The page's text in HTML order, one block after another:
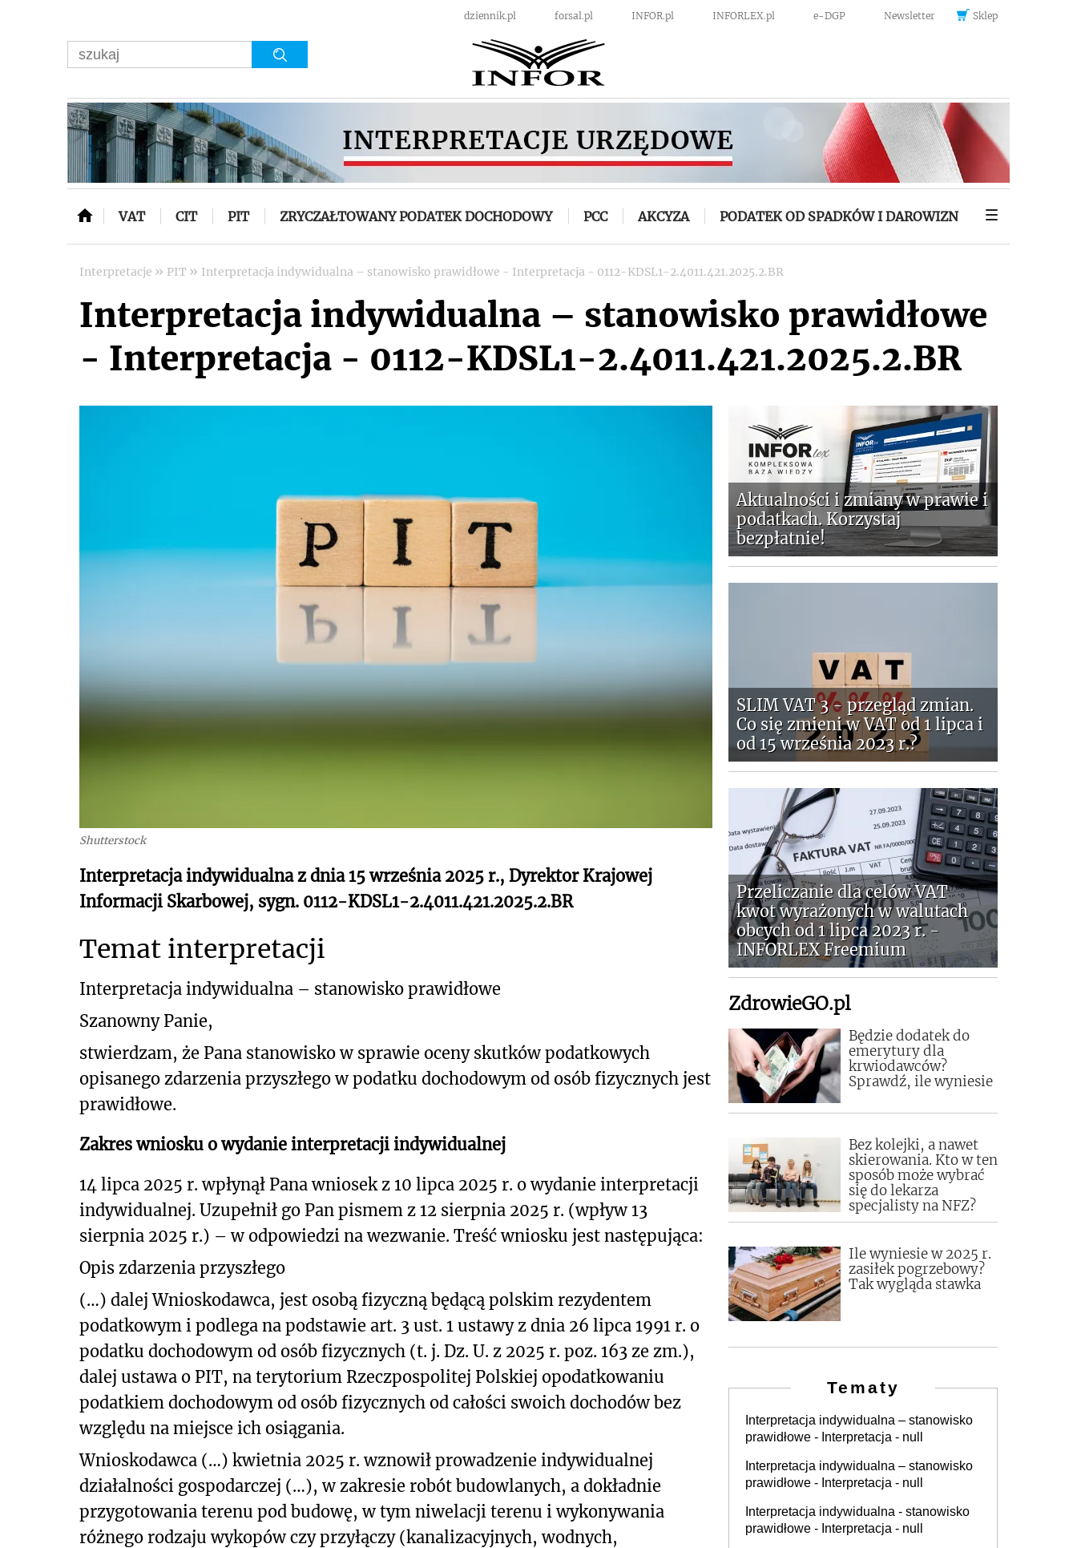
dziennik.pl forsal.pl INFOR.pl INFORLEX.pl e-DGP Newsletter Sklep
VAT CIT PIT ZRYCZAŁTOWANY PODATEK DOCHODOWY PCC AKCYZA PODATEK OD SPADKÓW I DAROWIZN
Interpretacje » PIT » Interpretacja indywidualna – stanowisko prawidłowe - Interpretacja - 0112-KDSL1-2.4011.421.2025.2.BR
Interpretacja indywidualna – stanowisko prawidłowe
- Interpretacja - 0112-KDSL1-2.4011.421.2025.2.BR
Shutterstock
Interpretacja indywidualna z dnia 15 września 2025 r., Dyrektor Krajowej
Informacji Skarbowej, sygn. 0112-KDSL1-2.4011.421.2025.2.BR
Temat interpretacji
Interpretacja indywidualna – stanowisko prawidłowe
Szanowny Panie,
stwierdzam, że Pana stanowisko w sprawie oceny skutków podatkowych
opisanego zdarzenia przyszłego w podatku dochodowym od osób fizycznych jest
prawidłowe.
Zakres wniosku o wydanie interpretacji indywidualnej
14 lipca 2025 r. wpłynął Pana wniosek z 10 lipca 2025 r. o wydanie interpretacji
indywidualnej. Uzupełnił go Pan pismem z 12 sierpnia 2025 r. (wpływ 13
sierpnia 2025 r.) – w odpowiedzi na wezwanie. Treść wniosku jest następująca:
Opis zdarzenia przyszłego
(…) dalej Wnioskodawca, jest osobą fizyczną będącą polskim rezydentem
podatkowym i podlega na podstawie art. 3 ust. 1 ustawy z dnia 26 lipca 1991 r. o
podatku dochodowym od osób fizycznych (t. j. Dz. U. z 2025 r. poz. 163 ze zm.),
dalej ustawa o PIT, na terytorium Rzeczpospolitej Polskiej opodatkowaniu
podatkiem dochodowym od osób fizycznych od całości swoich dochodów bez
względu na miejsce ich osiągania.
Wnioskodawca (…) kwietnia 2025 r. wznowił prowadzenie indywidualnej
działalności gospodarczej (…), w zakresie robót budowlanych, a dokładnie
przygotowania terenu pod budowę, w tym niwelacji terenu i wykonywania
różnego rodzaju wykopów czy przyłączy (kanalizacyjnych, wodnych,
Aktualności i zmiany w prawie i
podatkach. Korzystaj
bezpłatnie!
SLIM VAT 3 - przegląd zmian.
Co się zmieni w VAT od 1 lipca i
od 15 września 2023 r.?
Przeliczanie dla celów VAT
kwot wyrażonych w walutach
obcych od 1 lipca 2023 r. -
INFORLEX Freemium
ZdrowieGO.pl
Będzie dodatek do
emerytury dla
krwiodawców?
Sprawdź, ile wyniesie
Bez kolejki, a nawet
skierowania. Kto w ten
sposób może wybrać
się do lekarza
specjalisty na NFZ?
Ile wyniesie w 2025 r.
zasiłek pogrzebowy?
Tak wygląda stawka
Tematy
Interpretacja indywidualna – stanowisko
prawidłowe - Interpretacja - null
Interpretacja indywidualna – stanowisko
prawidłowe - Interpretacja - null
Interpretacja indywidualna - stanowisko
prawidłowe - Interpretacja - null